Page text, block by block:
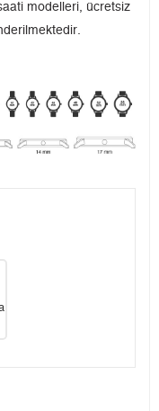
modelleri, ücretsiz